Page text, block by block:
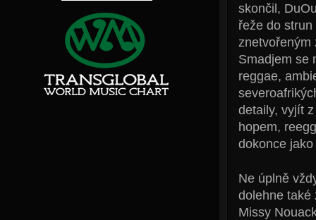
skončil,
řeže do
znetvořeným
Smadjem se
reggae,
detaily, vyjít
hopem,
dokonce
Ne úplně
dolehne také
Missy